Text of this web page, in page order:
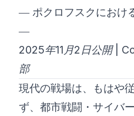
©2026
― ポクロフスクにおけ
―
2025年11月2日公開 |
部
現代の戦場は、もはや
ず、都市戦闘・サイバ